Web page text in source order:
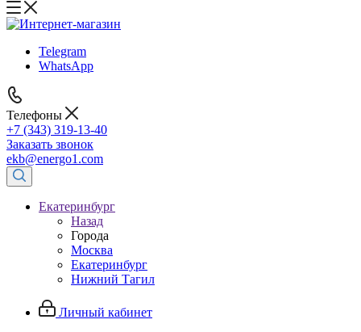
Telegram
WhatsApp
Телефоны
+7 (343) 319-13-40
Заказать звонок
ekb@energo1.com
Екатеринбург
Назад
Города
Москва
Екатеринбург
Нижний Тагил
Личный кабинет